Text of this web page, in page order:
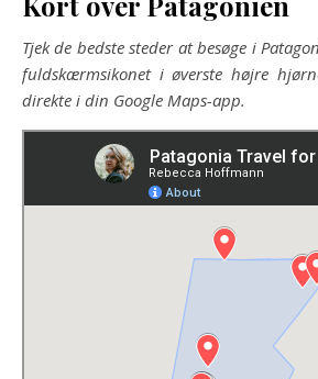
Tjek de bedste steder at besøge i
fuldskærmsikonet i øverste højre
direkte i din Google Maps-app.